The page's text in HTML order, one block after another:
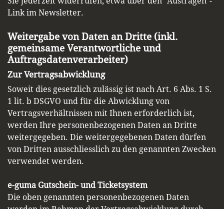
Link im Newsletter.
Weitergabe von Daten an Dritte (inkl.
gemeinsame Verantwortliche und
Auftragsdatenverarbeiter)
Zur Vertragsabwicklung
Soweit dies gesetzlich zulässig ist nach Art. 6 Abs. 1 S.
1 lit. b DSGVO und für die Abwicklung von
Vertragsverhältnissen mit Ihnen erforderlich ist,
werden Ihre personenbezogenen Daten an Dritte
weitergegeben. Die weitergegebenen Daten dürfen
von Dritten ausschliesslich zu den genannten Zwecken
verwendet werden.
e-guma Gutschein- und Ticketsystem
Die oben genannten personenbezogenen Daten